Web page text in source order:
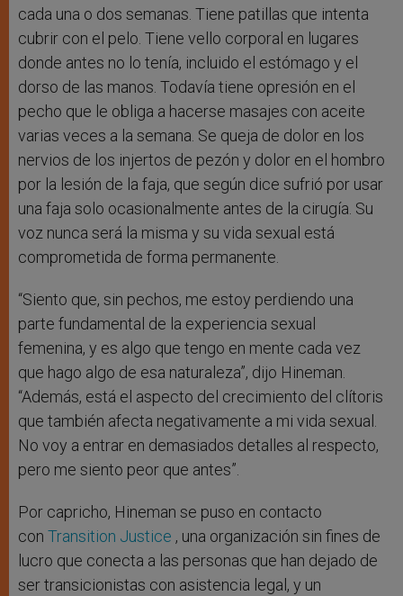
cada una o dos semanas. Tiene patillas que intenta
cubrir con el pelo. Tiene vello corporal en lugares
donde antes no lo tenía, incluido el estómago y el
dorso de las manos. Todavía tiene opresión en el
pecho que le obliga a hacerse masajes con aceite
varias veces a la semana. Se queja de dolor en los
nervios de los injertos de pezón y dolor en el hombro
por la lesión de la faja, que según dice sufrió por usar
una faja solo ocasionalmente antes de la cirugía. Su
voz nunca será la misma y su vida sexual está
comprometida de forma permanente.
“Siento que, sin pechos, me estoy perdiendo una
parte fundamental de la experiencia sexual
femenina, y es algo que tengo en mente cada vez
que hago algo de esa naturaleza”, dijo Hineman.
“Además, está el aspecto del crecimiento del clítoris
que también afecta negativamente a mi vida sexual.
No voy a entrar en demasiados detalles al respecto,
pero me siento peor que antes”.
Por capricho, Hineman se puso en contacto
con Transition Justice , una organización sin fines de
lucro que conecta a las personas que han dejado de
ser transicionistas con asistencia legal, y un